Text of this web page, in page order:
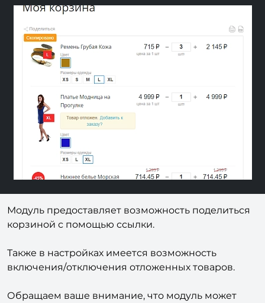
Previous
Модуль предоставляет возможность поделиться
корзиной с помощью ссылки.
Также в настройках имеется возможность
включения/отключения отложенных товаров.
Обращаем ваше внимание, что модуль может